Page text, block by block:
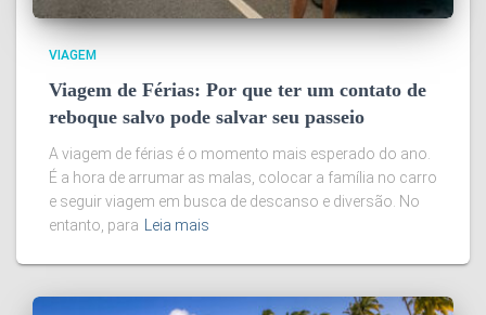
VIAGEM
Viagem de Férias: Por que ter um contato de
reboque salvo pode salvar seu passeio
A viagem de férias é o momento mais esperado do ano.
É a hora de arrumar as malas, colocar a família no carro
e seguir viagem em busca de descanso e diversão. No
entanto, para Leia mais